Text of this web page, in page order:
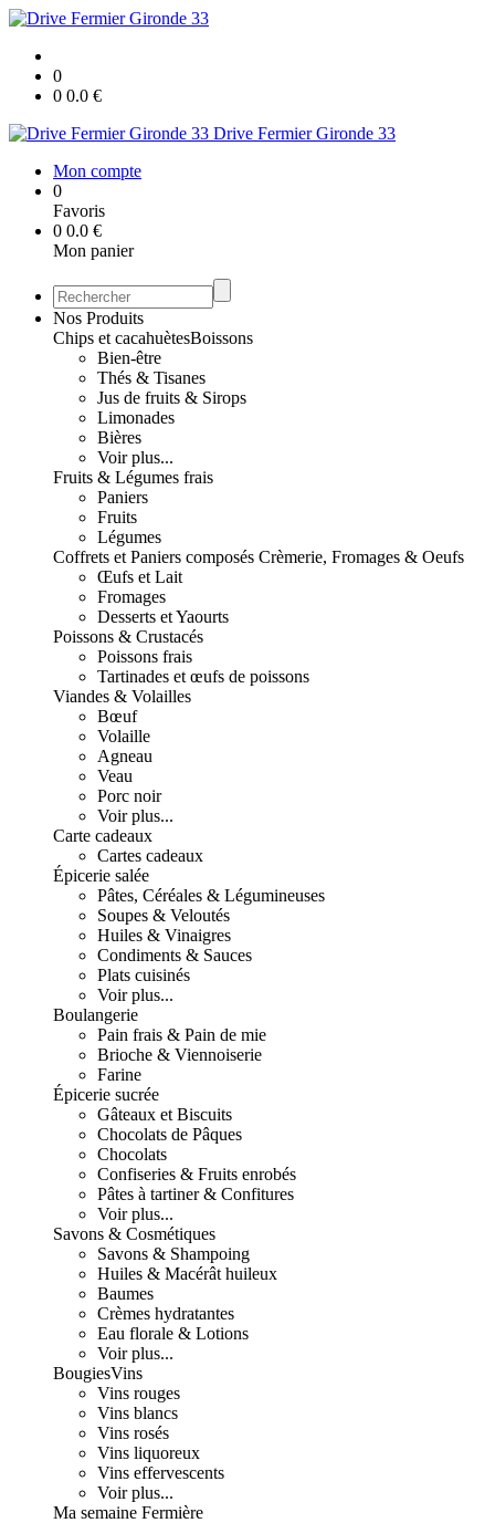
0
0 0.0 €
Drive Fermier Gironde 33
Mon compte
0
Favoris
0 0.0 €
Mon panier
Nos Produits
Chips et cacahuètesBoissons
Bien-être
Thés & Tisanes
Jus de fruits & Sirops
Limonades
Bières
Voir plus...
Fruits & Légumes frais
Paniers
Fruits
Légumes
Coffrets et Paniers composés Crèmerie, Fromages & Oeufs
Œufs et Lait
Fromages
Desserts et Yaourts
Poissons & Crustacés
Poissons frais
Tartinades et œufs de poissons
Viandes & Volailles
Bœuf
Volaille
Agneau
Veau
Porc noir
Voir plus...
Carte cadeaux
Cartes cadeaux
Épicerie salée
Pâtes, Céréales & Légumineuses
Soupes & Veloutés
Huiles & Vinaigres
Condiments & Sauces
Plats cuisinés
Voir plus...
Boulangerie
Pain frais & Pain de mie
Brioche & Viennoiserie
Farine
Épicerie sucrée
Gâteaux et Biscuits
Chocolats de Pâques
Chocolats
Confiseries & Fruits enrobés
Pâtes à tartiner & Confitures
Voir plus...
Savons & Cosmétiques
Savons & Shampoing
Huiles & Macérât huileux
Baumes
Crèmes hydratantes
Eau florale & Lotions
Voir plus...
BougiesVins
Vins rouges
Vins blancs
Vins rosés
Vins liquoreux
Vins effervescents
Voir plus...
Ma semaine Fermière